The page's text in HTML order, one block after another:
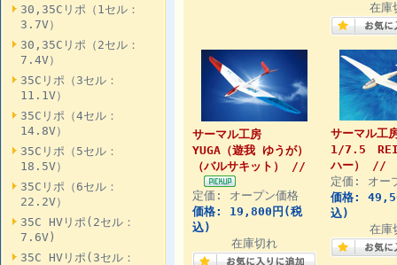
30,35Cリポ（1セル：
3.7V）
30,35Cリポ（2セル：
7.4V）
35Cリポ（3セル：
11.1V）
35Cリポ（4セル：
14.8V）
35Cリポ（5セル：
18.5V）
35Cリポ（6セル：
22.2V）
35C HVリポ(2セル：
7.6V)
35C HVリポ(3セル：
在庫
サーマル工房
YUGA（遊我 ゆうが）
（バルサキット） //
定価: オープン価格
価格: 19,800円(税
込)
在庫切れ
サーマル
1/7.5
ハー） //
定価: オー
価格:
込)
在庫